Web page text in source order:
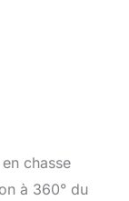
chasse
à 360° du